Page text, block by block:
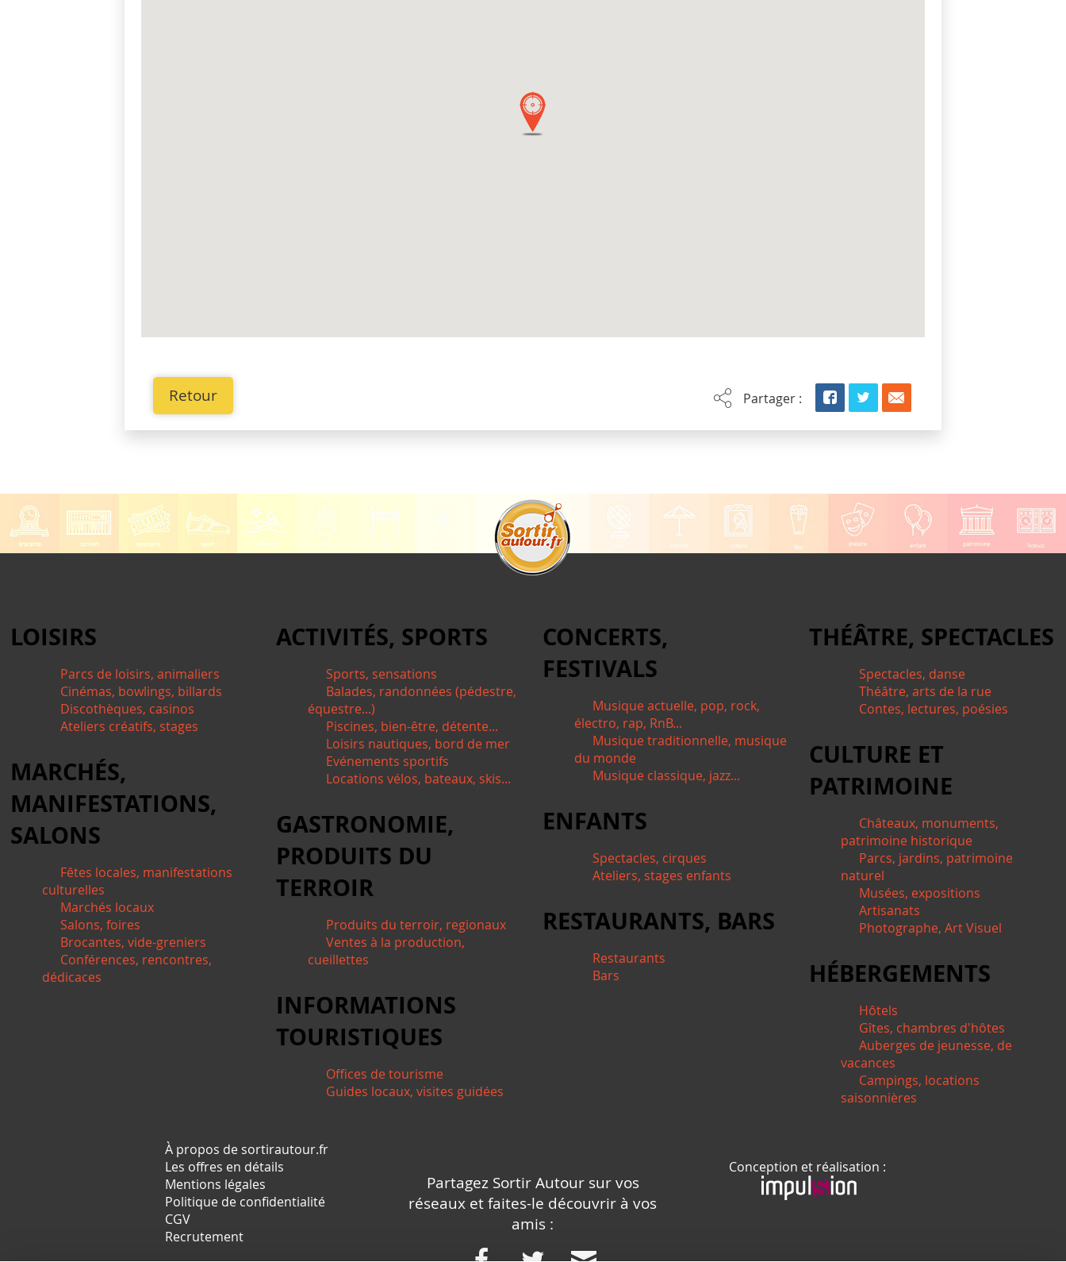
Retour Partager :
LOISIRS
Parcs de loisirs, animaliers
Cinémas, bowlings, billards
Discothèques, casinos
Ateliers créatifs, stages
ACTIVITÉS, SPORTS
Sports, sensations
Balades, randonnées (pédestre,
équestre...)
Piscines, bien-être, détente...
Loisirs nautiques, bord de mer
Evénements sportifs
Locations vélos, bateaux, skis...
CONCERTS,
FESTIVALS
Musique actuelle, pop, rock,
électro, rap, RnB...
Musique traditionnelle, musique
du monde
Musique classique, jazz...
THÉÂTRE, SPECTACLES
Spectacles, danse
Théâtre, arts de la rue
Contes, lectures, poésies
CULTURE ET
PATRIMOINE
Châteaux, monuments,
patrimoine historique
Parcs, jardins, patrimoine
naturel
Musées, expositions
Artisanats
Photographe, Art Visuel
MARCHÉS,
MANIFESTATIONS,
SALONS
Fêtes locales, manifestations
culturelles
Marchés locaux
Salons, foires
Brocantes, vide-greniers
Conférences, rencontres,
dédicaces
ENFANTS
Spectacles, cirques
Ateliers, stages enfants
GASTRONOMIE,
PRODUITS DU
TERROIR
Produits du terroir, regionaux
Ventes à la production,
cueillettes
RESTAURANTS, BARS
Restaurants
Bars
HÉBERGEMENTS
Hôtels
Gîtes, chambres d'hôtes
Auberges de jeunesse, de
vacances
Campings, locations
saisonnières
INFORMATIONS
TOURISTIQUES
Offices de tourisme
Guides locaux, visites guidées
À propos de sortirautour.fr
Les offres en détails
Mentions légales
Politique de confidentialité
CGV
Recrutement
Partagez Sortir Autour sur vos
réseaux et faites-le découvrir à vos
amis :
Conception et réalisation :